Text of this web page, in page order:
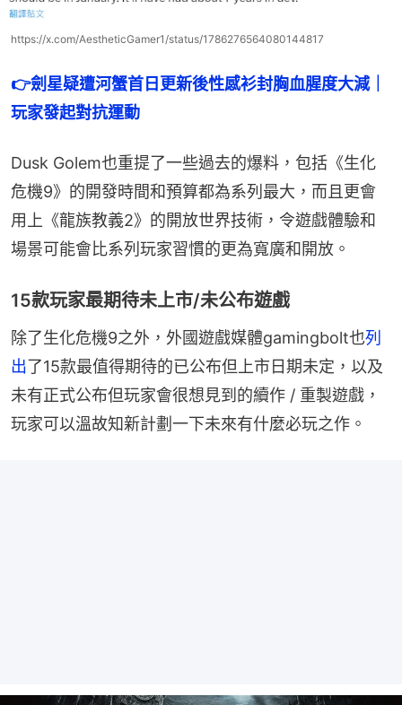
https://x.com/AestheticGamer1/status/1786276564080144817
👉劍星疑遭河蟹首日更新後性感衫封胸血腥度大減｜
玩家發起對抗運動
Dusk Golem也重提了一些過去的爆料，包括《生化
危機9》的開發時間和預算都為系列最大，而且更會
用上《龍族教義2》的開放世界技術，令遊戲體驗和
場景可能會比系列玩家習慣的更為寬廣和開放。
15款玩家最期待未上市/未公布遊戲
除了生化危機9之外，外國遊戲媒體gamingbolt也列
出了15款最值得期待的已公布但上市日期未定，以及
未有正式公布但玩家會很想見到的續作 / 重製遊戲，
玩家可以溫故知新計劃一下未來有什麼必玩之作。